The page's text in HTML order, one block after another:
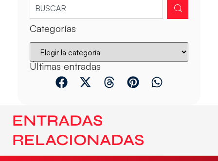
Categorías
Últimas entradas
ENTRADAS
RELACIONADAS